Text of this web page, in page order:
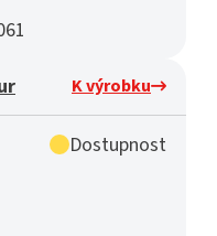
K výrobku
Dostupnost